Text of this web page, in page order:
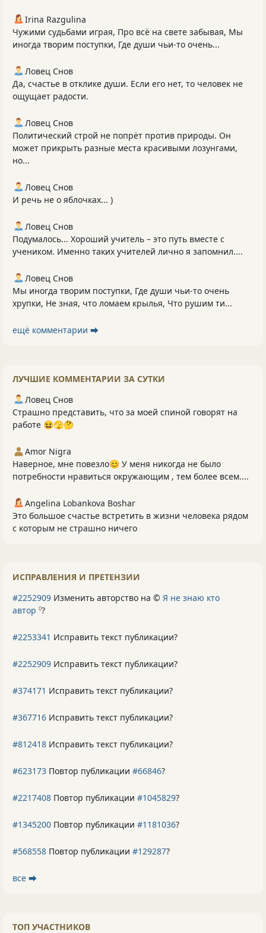
Irina Razgulina
Чужими судьбами играя, Про всё на свете забывая, Мы
иногда творим поступки, Где души чьи-то очень...
Ловец Снов
Да, счастье в отклике души. Если его нет, то человек не
ощущает радости.
Ловец Снов
Политический строй не попрёт против природы. Он
может прикрыть разные места красивыми лозунгами,
но...
Ловец Снов
И речь не о яблочках... )
Ловец Снов
Подумалось... Хороший учитель – это путь вместе с
учеником. Именно таких учителей лично я запомнил....
Ловец Снов
Мы иногда творим поступки, Где души чьи-то очень
хрупки, Не зная, что ломаем крылья, Что рушим ти...
ещё комментарии ⮕
ЛУЧШИЕ КОММЕНТАРИИ ЗА СУТКИ
Ловец Снов
Страшно представить, что за моей спиной говорят на
работе 😆🫣🤔
Amor Nigra
Наверное, мне повезло😊 У меня никогда не было
потребности нравиться окружающим , тем более всем....
Angelina Lobankova Boshar
Это большое счастье встретить в жизни человека рядом
с которым не страшно ничего
ИСПРАВЛЕНИЯ И ПРЕТЕНЗИИ
#2252909 Изменить авторство на © Я не знаю кто
автор 0?
#2253341 Исправить текст публикации?
#2252909 Исправить текст публикации?
#374171 Исправить текст публикации?
#367716 Исправить текст публикации?
#812418 Исправить текст публикации?
#623173 Повтор публикации #66846?
#2217408 Повтор публикации #1045829?
#1345200 Повтор публикации #1181036?
#568558 Повтор публикации #129287?
все ⮕
ТОП УЧАСТНИКОВ